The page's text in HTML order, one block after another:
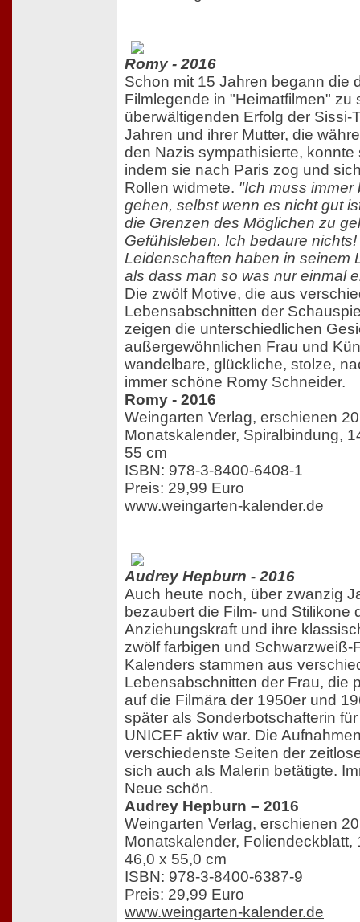
Romy - 2016
Schon mit 15 Jahren begann die
Filmlegende in "Heimatfilmen" zu
überwältigenden Erfolg der Sissi-
Jahren und ihrer Mutter, die
den Nazis sympathisierte, konnte
indem sie nach Paris zog und
Rollen widmete. "Ich muss
gehen, selbst wenn es nicht gut
die Grenzen des Möglichen zu
Gefühlsleben. Ich bedaure
Leidenschaften haben in seinem
als dass man so was nur einmal
Die zwölf Motive, die aus
Lebensabschnitten der
zeigen die unterschiedlichen
außergewöhnlichen Frau und
wandelbare, glückliche, stolze,
immer schöne Romy Schneider.
Romy - 2016
Weingarten Verlag, erschienen
Monatskalender, Spiralbindung,
55 cm
ISBN: 978-3-8400-6408-1
Preis: 29,99 Euro
www.weingarten-kalender.de
Audrey Hepburn - 2016
Auch heute noch, über zwanzig
bezaubert die Film- und Stilikone
Anziehungskraft und ihre
zwölf farbigen und Schwarzweiß-
Kalenders stammen aus
Lebensabschnitten der Frau, die
auf die Filmära der 1950er und
später als Sonderbotschafterin
UNICEF aktiv war. Die
verschiedenste Seiten der
sich auch als Malerin betätigte.
Neue schön.
Audrey Hepburn – 2016
Weingarten Verlag, erschienen
Monatskalender, Foliendeckblatt,
46,0 x 55,0 cm
ISBN: 978-3-8400-6387-9
Preis: 29,99 Euro
www.weingarten-kalender.de